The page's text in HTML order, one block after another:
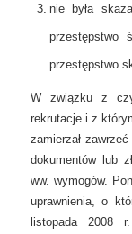
nie była
przestępstwo
przestępstwo
W związku z
rekrutacje i z
zamierzał
dokumentów lub
ww. wymogów.
uprawnienia, o
listopada 2008